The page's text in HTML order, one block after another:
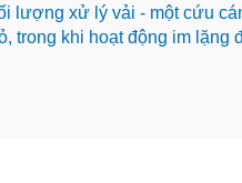
lượng xử lý vải - một cứu
trong khi hoạt động im lặng